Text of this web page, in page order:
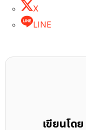
X
LINE
เขียนโดย